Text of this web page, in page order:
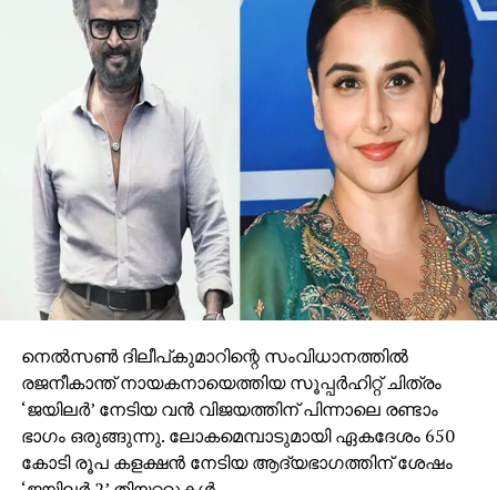
നെല്‍സണ്‍ ദിലീപ്കുമാറിന്റെ സംവിധാനത്തില്‍
രജനീകാന്ത് നായകനായെത്തിയ സൂപ്പര്‍ഹിറ്റ് ചിത്രം
‘ജയിലര്‍’ നേടിയ വന്‍ വിജയത്തിന് പിന്നാലെ രണ്ടാം
ഭാഗം ഒരുങ്ങുന്നു. ലോകമെമ്പാടുമായി ഏകദേശം 650
കോടി രൂപ കളക്ഷന്‍ നേടിയ ആദ്യഭാഗത്തിന് ശേഷം